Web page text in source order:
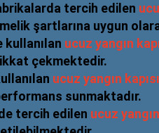
tercih edilen
şartlarına uygun
ucuz yangın
çekmektedir.
ucuz yangın
sunmaktadır.
tercih edilen ucuz